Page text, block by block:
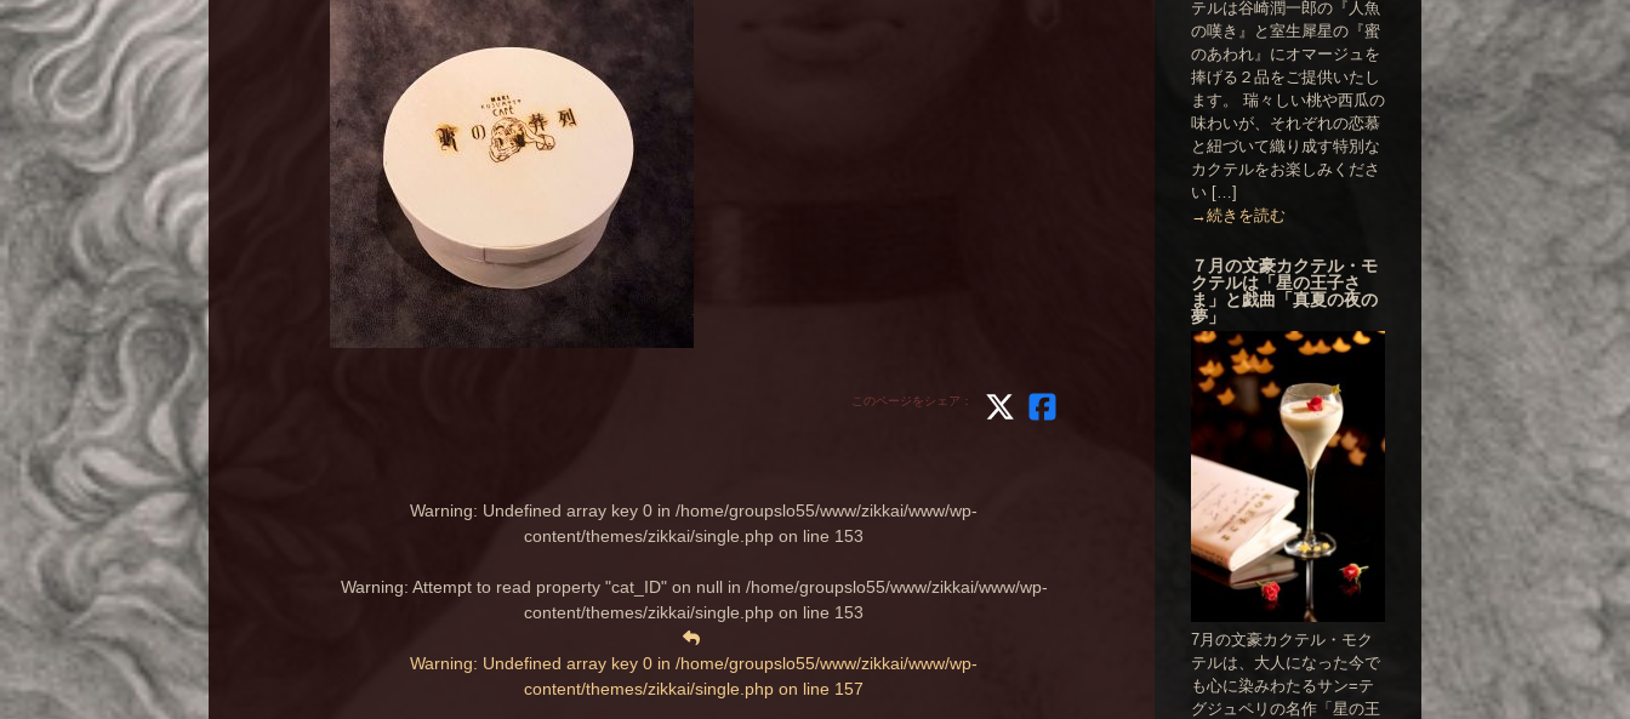
このページをシェア：
Warning: Undefined array key 0 in /home/groupslo55/www/zikkai/www/wp-
content/themes/zikkai/single.php on line 153
Warning: Attempt to read property "cat_ID" on null in /home/groupslo55/www/zikkai/www/wp-
content/themes/zikkai/single.php on line 153
Warning: Undefined array key 0 in /home/groupslo55/www/zikkai/www/wp-
content/themes/zikkai/single.php on line 157
テルは谷崎潤一郎の『人魚
の嘆き』と室生犀星の『蜜
のあわれ』にオマージュを
捧げる２品をご提供いたし
ます。 瑞々しい桃や西瓜の
味わいが、それぞれの恋慕
と紐づいて織り成す特別な
カクテルをお楽しみくださ
い […]
→続きを読む
７月の文豪カクテル・モ
クテルは「星の王子さ
ま」と戯曲「真夏の夜の
夢」
7月の文豪カクテル・モク
テルは、大人になった今で
も心に染みわたるサン=テ
グジュペリの名作「星の王